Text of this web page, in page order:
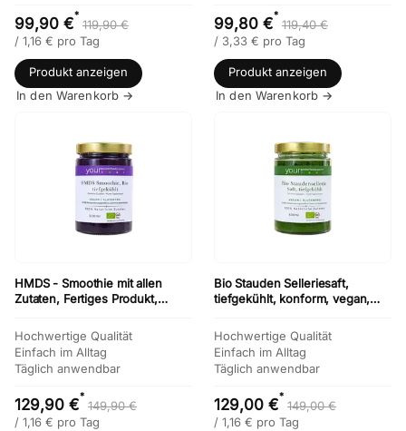
99,90 €*
119,90 €
/ 1,16 € pro Tag
Produkt anzeigen
In den Warenkorb →
99,80 €*
119,40 €
/ 3,33 € pro Tag
Produkt anzeigen
In den Warenkorb →
HMDS - Smoothie mit allen
Zutaten, Fertiges Produkt,
ml
Hochwertige Qualität
Einfach im Alltag
Täglich anwendbar
129,90 €*
149,90 €
/ 1,16 € pro Tag
Bio Stauden Selleriesaft,
tiefgekühlt, konform, vegan,
ml
Hochwertige Qualität
Einfach im Alltag
Täglich anwendbar
129,00 €*
149,00 €
/ 1,16 € pro Tag